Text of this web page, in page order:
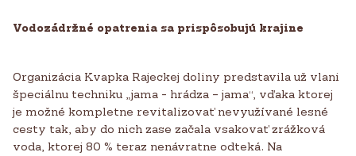
Vodozádržné opatrenia sa prispôsobujú krajine
Organizácia Kvapka Rajeckej doliny predstavila už vlani
špeciálnu techniku „jama - hrádza – jama“, vďaka ktorej
je možné kompletne revitalizovať nevyužívané lesné
cesty tak, aby do nich zase začala vsakovať zrážková
voda, ktorej 80 % teraz nenávratne odteká. Na